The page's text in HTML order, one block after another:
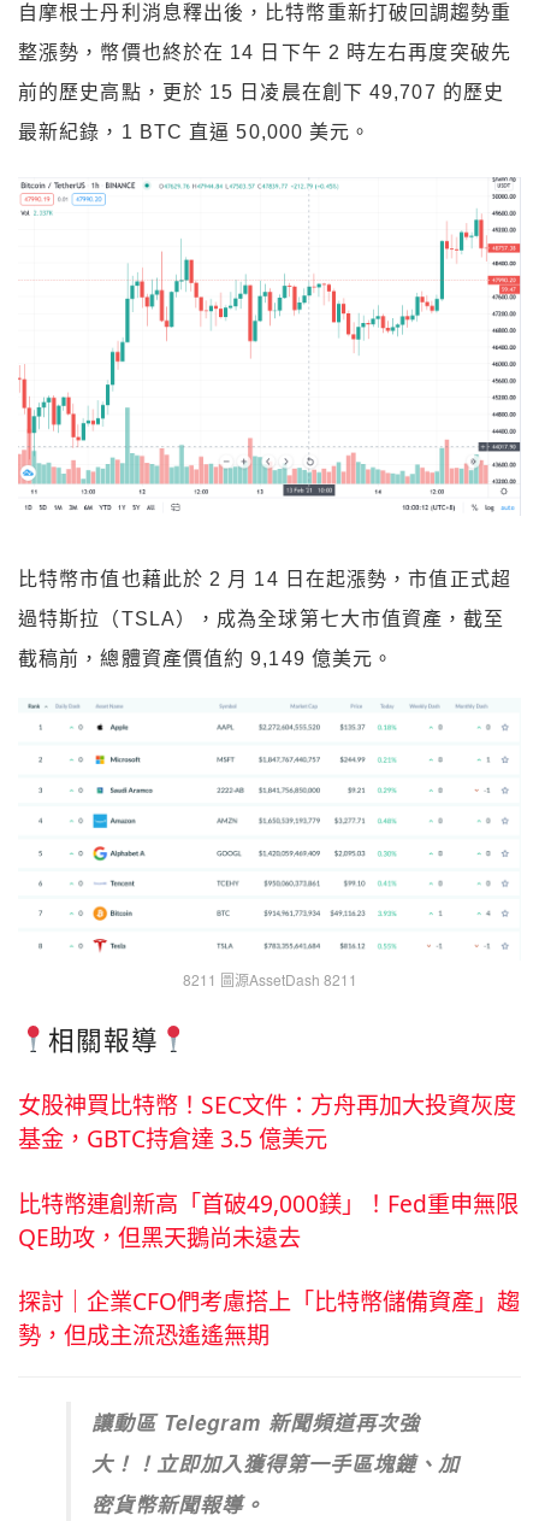
自摩根士丹利消息釋出後，比特幣重新打破回調趨勢重
整漲勢，幣價也終於在 14 日下午 2 時左右再度突破先
前的歷史高點，更於 15 日凌晨在創下 49,707 的歷史
最新紀錄，1 BTC 直逼 50,000 美元。
比特幣市值也藉此於 2 月 14 日在起漲勢，市值正式超
過特斯拉（TSLA），成為全球第七大市值資產，截至
截稿前，總體資產價值約 9,149 億美元。
8211 圖源AssetDash 8211
相關報導
女股神買比特幣！SEC文件：方舟再加大投資灰度
基金，GBTC持倉達 3.5 億美元
比特幣連創新高「首破49,000鎂」！Fed重申無限
QE助攻，但黑天鵝尚未遠去
探討｜企業CFO們考慮搭上「比特幣儲備資產」趨
勢，但成主流恐遙遙無期
讓動區 Telegram 新聞頻道再次強
大！！立即加入獲得第一手區塊鏈、加
密貨幣新聞報導。